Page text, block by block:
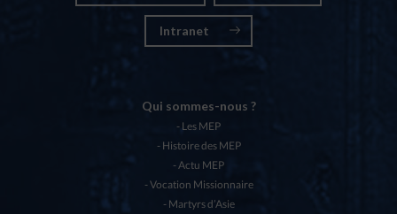
Intranet
Qui sommes-nous ?
Les MEP
Histoire des MEP
Actu MEP
Vocation Missionnaire
Martyrs d’Asie